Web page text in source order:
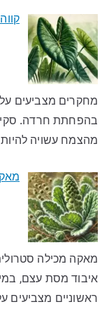
מחקרים מצביעים
בהפחתת חרדה.
מהצמח עשויה
מאקה מכילה
איבוד מסת עצם,
ראשוניים מצביעים